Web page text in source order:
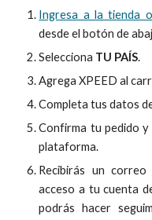
Ingresa a la tienda
desde el botón de
Selecciona TU PAÍS.
Agrega XPEED al
Completa tus datos
Confirma tu pedido
plataforma.
Recibirás un
acceso a tu cuenta
podrás hacer